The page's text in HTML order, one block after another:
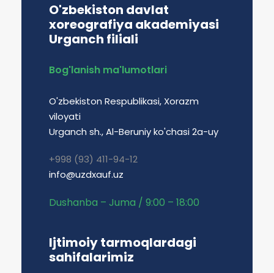
O'zbekiston davlat
xoreografiya akademiyasi
Urganch filiali
Bog'lanish ma'lumotlari
O'zbekiston Respublikasi, Xorazm
viloyati
Urganch sh., Al-Beruniy ko'chasi 2a-uy
+998 (93) 411-94-12
info@uzdxauf.uz
Dushanba – Juma / 9:00 – 18:00
Ijtimoiy tarmoqlardagi
sahifalarimiz